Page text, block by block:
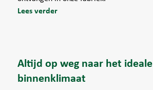
Lees verder
Altijd op weg naar het ideale
binnenklimaat